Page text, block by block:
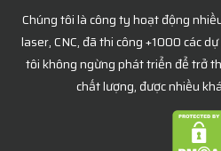
Chúng tôi là công ty hoạt động
laser, CNC, đã thi công +1000 các
tôi không ngừng phát triển để trở
chất lượng, được nhiều